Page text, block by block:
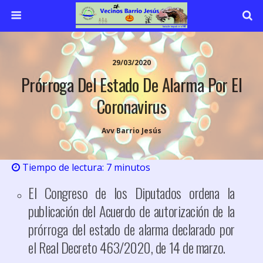
29/03/2020
Prórroga Del Estado De Alarma Por El
Coronavirus
Avv Barrio Jesús
Tiempo de lectura: 7 minutos
El Congreso de los Diputados ordena la
publicación del Acuerdo de autorización de la
prórroga del estado de alarma declarado por
el Real Decreto 463/2020, de 14 de marzo.